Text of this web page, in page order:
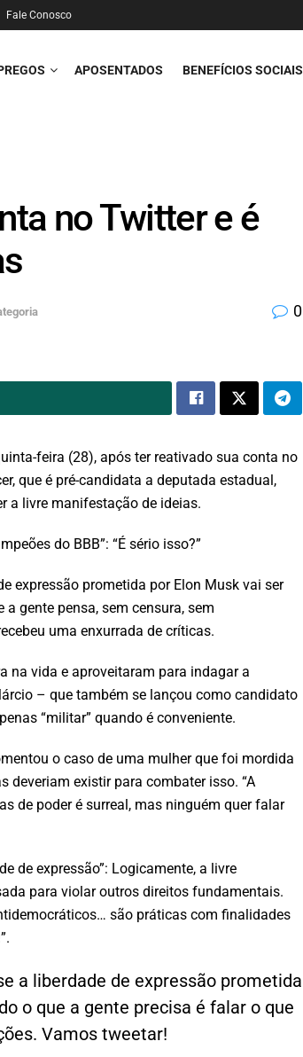
Fale Conosco
APOSENTADOS BENEFÍCIOS SOCIAIS
no Twitter e é
0
feira (28), após ter reativado sua conta no
que é pré-candidata a deputada estadual,
a livre manifestação de ideias.
do BBB”: “É sério isso?”
expressão prometida por Elon Musk vai ser
gente pensa, sem censura, sem
uma enxurrada de críticas.
na vida e aproveitaram para indagar a
– que também se lançou como candidato
“militar” quando é conveniente.
o caso de uma mulher que foi mordida
deveriam existir para combater isso. “A
de poder é surreal, mas ninguém quer falar
de expressão”: Logicamente, a livre
para violar outros direitos fundamentais.
são práticas com finalidades
a liberdade de expressão prometida
o que a gente precisa é falar o que
Vamos tweetar!